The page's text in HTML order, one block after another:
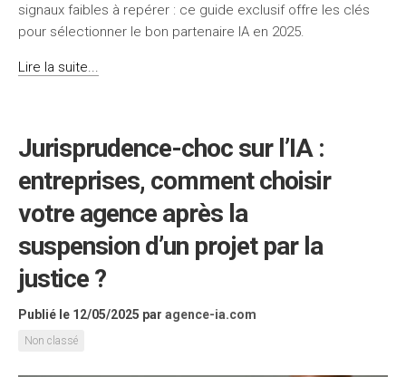
signaux faibles à repérer : ce guide exclusif offre les clés
pour sélectionner le bon partenaire IA en 2025.
Lire la suite...
Jurisprudence-choc sur l’IA :
entreprises, comment choisir
votre agence après la
suspension d’un projet par la
justice ?
Publié le 12/05/2025 par agence-ia.com
Non classé